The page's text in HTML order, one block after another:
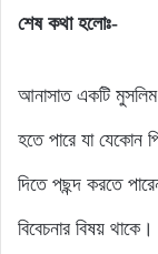
শেষ কথা হলোঃ-
আনাসাত একটি
হতে পারে যা যেকোন
দিতে পছন্দ করতে
বিবেচনার বিষয়